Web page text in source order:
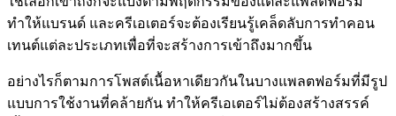
ทำให้แบรนด์ และครีเอเตอร์จะต้องเรียนรู้เคล็ดลับการทำคอน
เทนต์แต่ละประเภทเพื่อที่จะสร้างการเข้าถึงมากขึ้น
อย่างไรก็ตามการโพสต์เนื้อหาเดียวกันในบางแพลตฟอร์มที่มีรูป
แบบการใช้งานที่คล้ายกัน ทำให้ครีเอเตอร์ไม่ต้องสร้างสรรค์